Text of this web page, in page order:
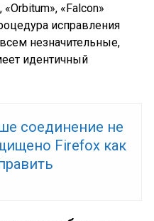
«Falcon»
исправления
незначительные,
идентичный
соединение не
Firefox как